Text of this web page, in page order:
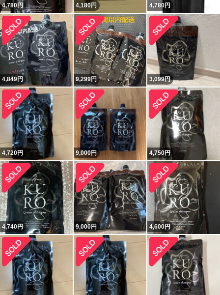
4,780円 4,180円 4,780円
4,849円 9,299円 3,099円
4,720円 9,000円 4,750円
4,740円 9,000円 4,600円